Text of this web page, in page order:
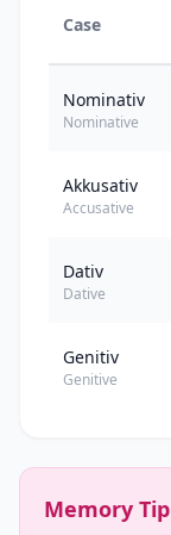
Case
Nominativ
Nominative
Akkusativ
Accusative
Dativ
Dative
Genitiv
Genitive
Memory Tip